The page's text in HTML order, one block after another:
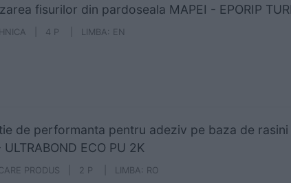
fisurilor din pardoseala MAPEI - EPORIP
| 4 P | LIMBA: EN
de performanta pentru adeziv pe baza de
ECO PU 2K
PRODUS | 2 P | LIMBA: RO